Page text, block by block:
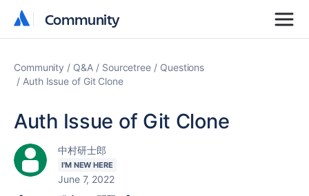
Community
Community
Community Q&A Sourcetree
Questions
Auth Issue of Git Clone
Auth Issue of Git Clone
中村研士郎
I'M NEW HERE
June 7, 2022